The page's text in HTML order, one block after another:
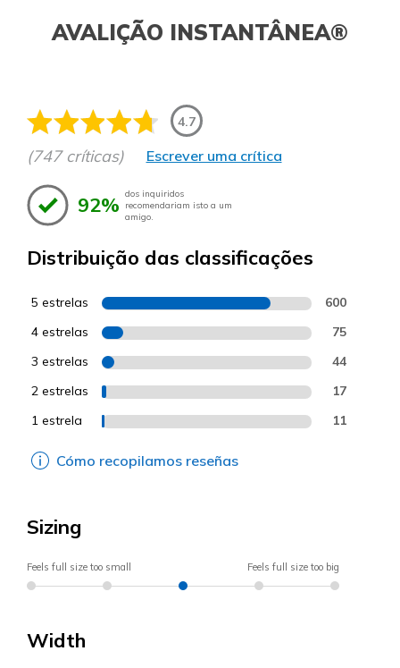
AVALIÇÃO INSTANTÂNEA®
4.7
(747 críticas) Escrever uma crítica
92% dos inquiridos
recomendariam isto a um
amigo.
Distribuição das classificações
5 estrelas 600
4 estrelas 75
3 estrelas 44
2 estrelas 17
1 estrela 11
Cómo recopilamos reseñas
Sizing
Feels full size too small Feels full size too big
Width